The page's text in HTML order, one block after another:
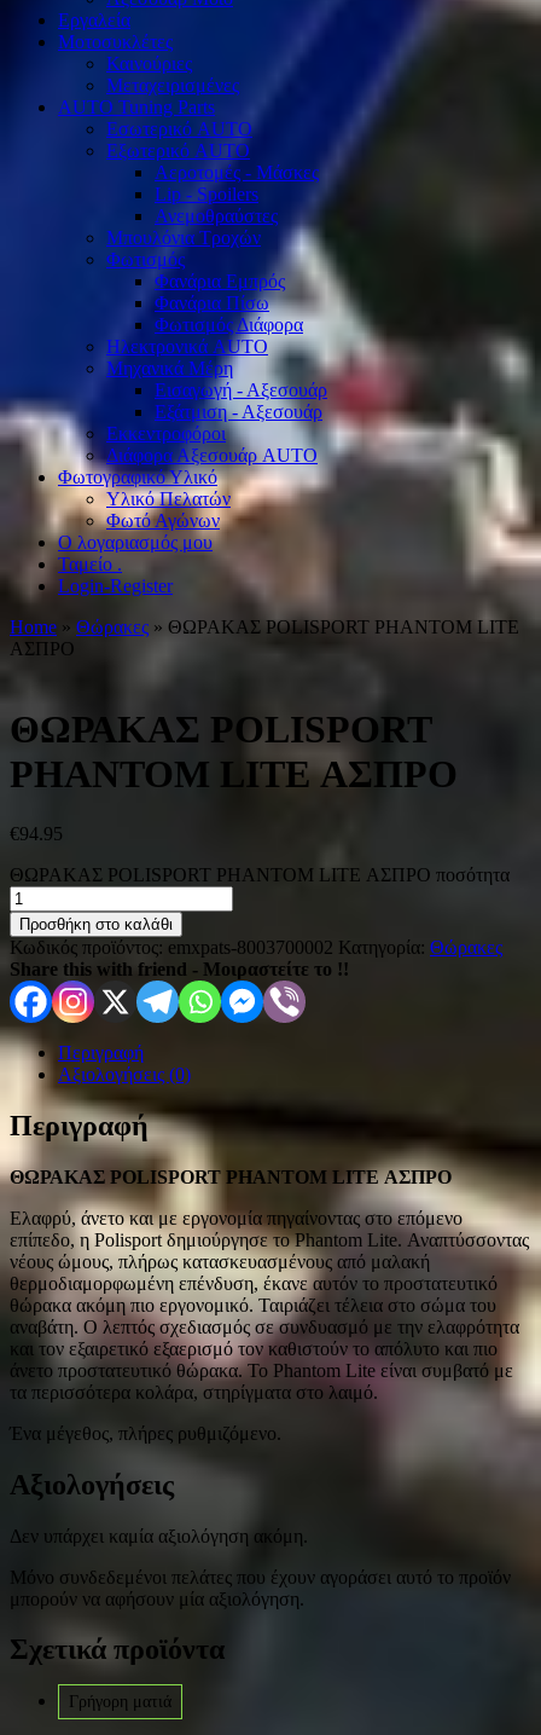
Εργαλεία
Μοτοσυκλέτες
Καινούριες
Μεταχειρισμένες
AUTO Tuning Parts
Εσωτερικό AUTO
Εξωτερικό AUTO
Αεροτομές - Μάσκες
Lip - Spoilers
Ανεμοθραύστες
Μπουλόνια Τροχών
Φωτισμός
Φανάρια Εμπρός
Φανάρια Πίσω
Φωτισμός Διάφορα
Ηλεκτρονικά AUTO
Μηχανικά Μέρη
Εισαγωγή - Αξεσουάρ
Εξάτμιση - Αξεσουάρ
Εκκεντροφόροι
Διάφορα Αξεσουάρ AUTO
Φωτογραφικό Υλικό
Υλικό Πελατών
Φωτό Αγώνων
Ο λογαριασμός μου
Ταμείο .
Login-Register
Home » Θώρακες » ΘΩΡΑΚΑΣ POLISPORT PHANTOM LITE
ΑΣΠΡΟ
ΘΩΡΑΚΑΣ POLISPORT
PHANTOM LITE ΑΣΠΡΟ
€94.95
ΘΩΡΑΚΑΣ POLISPORT PHANTOM LITE ΑΣΠΡΟ ποσότητα
Προσθήκη στο καλάθι
Κωδικός προϊόντος: emxpats-8003700002 Κατηγορία: Θώρακες
Share this with friend - Μοιραστείτε το !!
Περιγραφή
Αξιολογήσεις (0)
Περιγραφή
ΘΩΡΑΚΑΣ POLISPORT PHANTOM LITE ΑΣΠΡΟ
Ελαφρύ, άνετο και με εργονομία πηγαίνοντας στο επόμενο
επίπεδο, η Polisport δημιούργησε το Phantom Lite. Αναπτύσσοντας
νέους ώμους, πλήρως κατασκευασμένους από μαλακή
θερμοδιαμορφωμένη επένδυση, έκανε αυτόν το προστατευτικό
θώρακα ακόμη πιο εργονομικό. Ταιριάζει τέλεια στο σώμα του
αναβάτη. Ο λεπτός σχεδιασμός σε συνδυασμό με την ελαφρότητα
και τον εξαιρετικό εξαερισμό τον καθιστούν το απόλυτο και πιο
άνετο προστατευτικό θώρακα. Το Phantom Lite είναι συμβατό με
τα περισσότερα κολάρα, στηρίγματα στο λαιμό.
Ένα μέγεθος, πλήρες ρυθμιζόμενο.
Αξιολογήσεις
Δεν υπάρχει καμία αξιολόγηση ακόμη.
Μόνο συνδεδεμένοι πελάτες που έχουν αγοράσει αυτό το προϊόν
μπορούν να αφήσουν μία αξιολόγηση.
Σχετικά προϊόντα
Γρήγορη ματιά